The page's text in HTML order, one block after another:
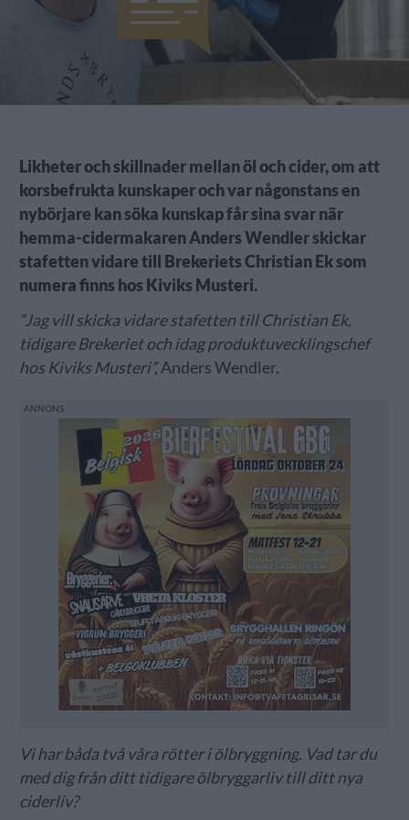
Likheter och skillnader mellan öl och cider, om att
korsbefrukta kunskaper och var någonstans en
nybörjare kan söka kunskap får sina svar när
hemma-cidermakaren Anders Wendler skickar
stafetten vidare till Brekeriets Christian Ek som
numera finns hos Kiviks Musteri.
“Jag vill skicka vidare stafetten till Christian Ek,
tidigare Brekeriet och idag produktuvecklingschef
hos Kiviks Musteri”,Anders Wendler.
Vi har båda två våra rötter i ölbryggning. Vad tar du
med dig från ditt tidigare ölbryggarliv till ditt nya
ciderliv?